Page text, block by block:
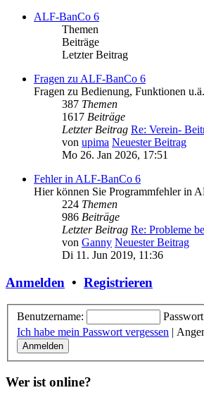
ALF-BanCo 6
Themen
Beiträge
Letzter Beitrag
Fragen zu ALF-BanCo 6
Fragen zu Bedienung, Funktionen u.ä.
387 Themen
1617 Beiträge
Letzter Beitrag Re: Verein-
von upima Neuester Beitrag
Mo 26. Jan 2026, 17:51
Fehler in ALF-BanCo 6
Hier können Sie Programmfehler in
224 Themen
986 Beiträge
Letzter Beitrag Re: Probleme
von Ganny Neuester Beitrag
Di 11. Jun 2019, 11:36
Anmelden • Registrieren
Benutzername:
Ich habe mein Passwort vergessen |
Wer ist online?